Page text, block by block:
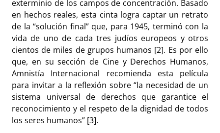
exterminio de los campos de concentración. Basado
en hechos reales, esta cinta logra captar un retrato
de la “solución final” que, para 1945, terminó con la
vida de uno de cada tres judíos europeos y otros
cientos de miles de grupos humanos [2]. Es por ello
que, en su sección de Cine y Derechos Humanos,
Amnistía Internacional recomienda esta película
para invitar a la reflexión sobre “la necesidad de un
sistema universal de derechos que garantice el
reconocimiento y el respeto de la dignidad de todos
los seres humanos” [3].